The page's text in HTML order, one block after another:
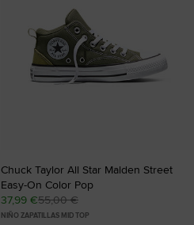
Chuck Taylor All Star Malden Street
Easy-On Color Pop
37,99 €55,00 €
NIÑO ZAPATILLAS MID TOP